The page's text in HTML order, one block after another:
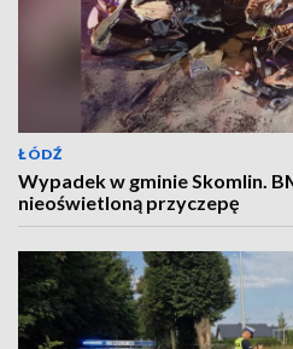
ŁÓDŹ
Wypadek w gminie Skomlin.
nieoświetloną przyczepę